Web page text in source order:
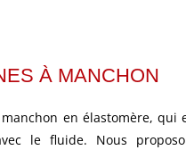
À MANCHON
en élastomère, qui
le fluide. Nous